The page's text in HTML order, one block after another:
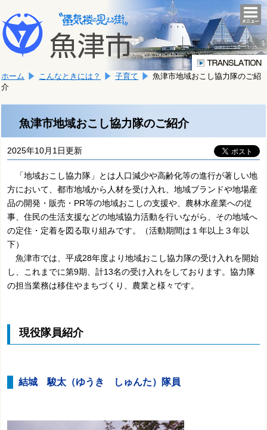
文
へ
移
ま
す。
こ
か
文
で
す。
ホーム こんなときには？ 子育て
魚津市地域おこし協力隊のご紹
介
魚津市地域おこし協力隊のご紹介
2025年10月1日更新
「地域おこし協力隊」とは人口減少や高齢化等の進行が著しい地
方において、都市地域から人材を受け入れ、地域ブランドや地場産
品の開発・販売・PR等の地域おこしの支援や、農林水産業への従
事、住民の生活支援などの地域協力活動を行いながら、その地域へ
の定住・定着を図る取り組みです。（活動期間は１年以上３年以
下）
魚津市では、平成28年度より地域おこし協力隊の受け入れを開始
し、これまでに第9期、計13名の受け入れをしております。協力隊
の担当業務は移住やまちづくり、農業と様々です。
現役隊員紹介
結城 駿太（ゆうき しゅんた）隊員